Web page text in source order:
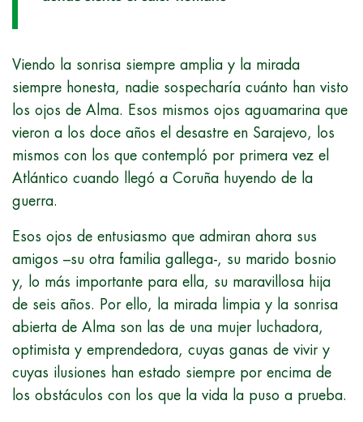
Viendo la sonrisa siempre amplia y la mirada
siempre honesta, nadie sospecharía cuánto han visto
los ojos de Alma. Esos mismos ojos aguamarina que
vieron a los doce años el desastre en Sarajevo, los
mismos con los que contempló por primera vez el
Atlántico cuando llegó a Coruña huyendo de la
guerra.
Esos ojos de entusiasmo que admiran ahora sus
amigos –su otra familia gallega-, su marido bosnio
y, lo más importante para ella, su maravillosa hija
de seis años. Por ello, la mirada limpia y la sonrisa
abierta de Alma son las de una mujer luchadora,
optimista y emprendedora, cuyas ganas de vivir y
cuyas ilusiones han estado siempre por encima de
los obstáculos con los que la vida la puso a prueba.